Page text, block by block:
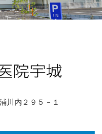
川内２９５－１